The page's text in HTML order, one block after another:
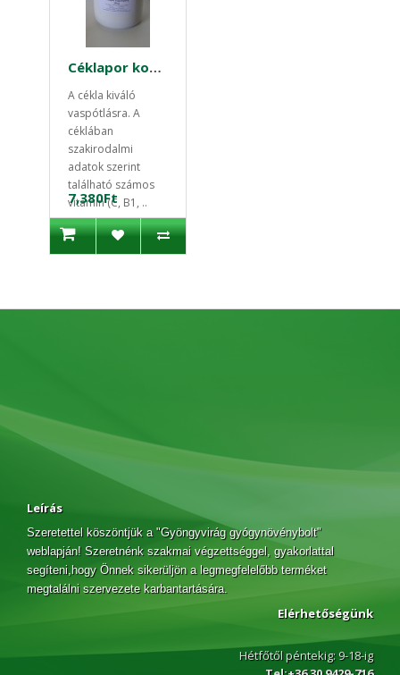
Céklapor koncentrátum sárgarépával 250 g -Instant magyar termék
A cékla kiváló
vaspótlásra. A
céklában
szakirodalmi
adatok szerint
található számos
vitamin (C, B1, ..
7,380Ft
Leírás
Szeretettel köszöntjük a "Gyöngyvirág gyógynövénybolt"
weblapján! Szeretnénk szakmai végzettséggel, gyakorlattal
segíteni,hogy Önnek sikerüljön a legmegfelelőbb terméket
megtalálni szervezete karbantartására.
Elérhetőségünk
Hétfőtől péntekig: 9-18-ig